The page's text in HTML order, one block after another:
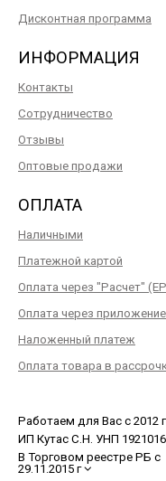
Дисконтная программа
ИНФОРМАЦИЯ
Контакты
Сотрудничество
Отзывы
Оптовые продажи
ОПЛАТА
Наличными
Платежной картой
Оплата через "Расчет"
Оплата через
Наложенный платеж
Оплата товара в
Работаем для Вас с 2012
ИП Кутас С.Н. УНП
В Торговом реестре РБ с
29.11.2015 г